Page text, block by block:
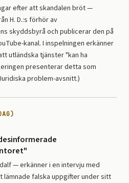
efter att skandalen bröt —
H. D.:s förhör av
skyddsbyrå och publicerar den på
kanal. I inspelningen erkänner
utländska tjänster "kan ha
presenterar detta som
problem-avsnitt.)
— erkänner i en intervju med
lämnade falska uppgifter under sitt